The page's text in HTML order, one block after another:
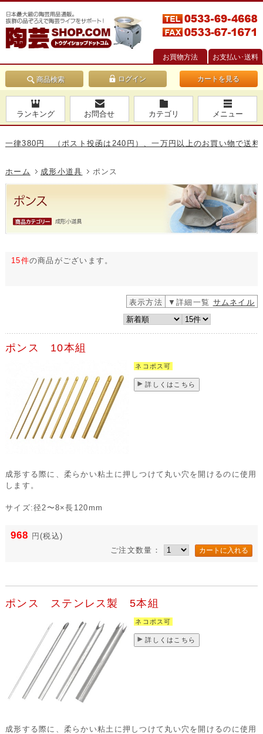
お買物方法 お支払い･送料
商品検索 カートを見る
ランキング お問合せ カテゴリ メニュー
円 （ポスト投函は240円）、一万円以上のお買い物で送料無料で
ホーム 成形小道具 ポンス
15件の商品がございます。
表示方法 ▼詳細一覧 サムネイル
ポンス 10本組
ネコポス可
詳しくはこちら
成形する際に、柔らかい粘土に押しつけて丸い穴を開けるのに使用
します。
サイズ:径2〜8×長120mm
968 円 (税込)
ご注文数量：
ポンス ステンレス製 5本組
ネコポス可
詳しくはこちら
成形する際に、柔らかい粘土に押しつけて丸い穴を開けるのに使用